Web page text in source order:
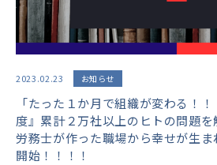
2023.02.23 お知らせ
「たった１か月で組織が変わる！
度』累計２万社以上のヒトの問題
労務士が作った職場から幸せが生
開始！！！！